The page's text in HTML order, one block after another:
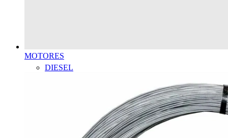
MOTORES
DIESEL